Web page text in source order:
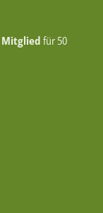
Mitglied für 50